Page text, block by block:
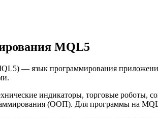
MQL5
— язык программирования
индикаторы, торговые роботы,
(ООП). Для программы на